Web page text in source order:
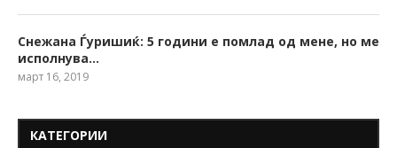
Снежана Ѓуришиќ: 5 години е помлад од мене, но ме
исполнува…
март 16, 2019
КАТЕГОРИИ